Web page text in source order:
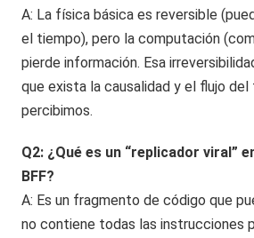
A: La física básica es reversible
el tiempo), pero la computación
pierde información. Esa
que exista la causalidad y el flujo
percibimos.
Q2: ¿Qué es un “replicador viral”
BFF?
A: Es un fragmento de código que
no contiene todas las instrucciones